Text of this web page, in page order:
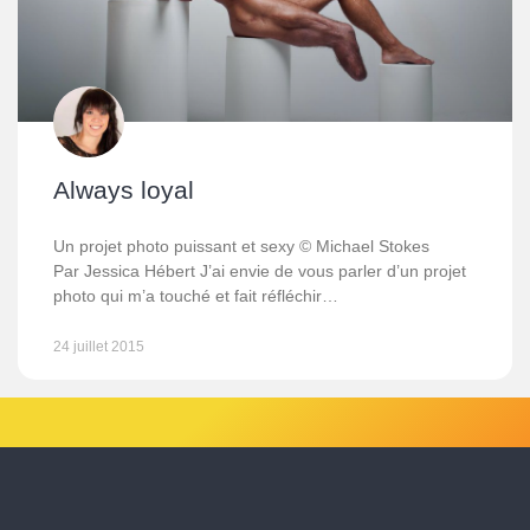
Always loyal
Un projet photo puissant et sexy © Michael Stokes
Par Jessica Hébert J’ai envie de vous parler d’un projet
photo qui m’a touché et fait réfléchir…
24 juillet 2015